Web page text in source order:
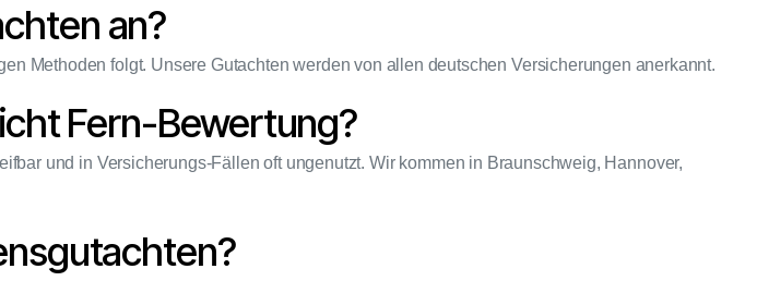
an?
Methoden folgt. Unsere Gutachten werden von allen deutschen Versicherungen anerkannt.
Fern-Bewertung?
und in Versicherungs-Fällen oft ungenutzt. Wir kommen in Braunschweig, Hannover,